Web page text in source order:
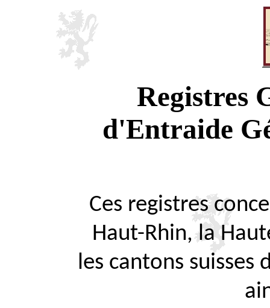
Registres
d'Entraide
Ces registres
Haut-Rhin, la
les cantons suisses